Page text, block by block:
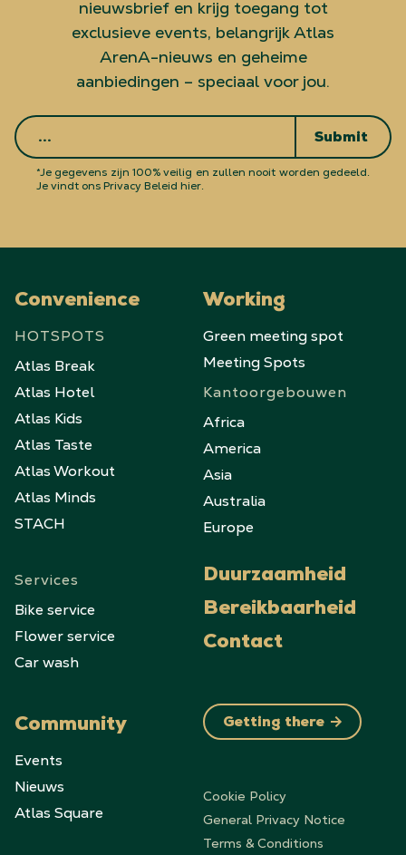
nieuwsbrief en krijg toegang tot
exclusieve events, belangrijk Atlas
ArenA-nieuws en geheime
aanbiedingen – speciaal voor jou.
Submit
*Je gegevens zijn 100% veilig en zullen nooit worden gedeeld.
Je vindt ons Privacy Beleid hier.
Convenience
HOTSPOTS
Atlas Break
Atlas Hotel
Atlas Kids
Atlas Taste
Atlas Workout
Atlas Minds
STACH
Services
Bike service
Flower service
Car wash
Community
Events
Nieuws
Atlas Square
Working
Green meeting spot
Meeting Spots
Kantoorgebouwen
Africa
America
Asia
Australia
Europe
Duurzaamheid
Bereikbaarheid
Contact
Getting there
Cookie Policy
General Privacy Notice
Terms & Conditions